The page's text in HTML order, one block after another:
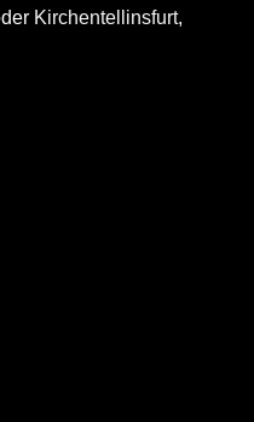
Kirchentellinsfurt,